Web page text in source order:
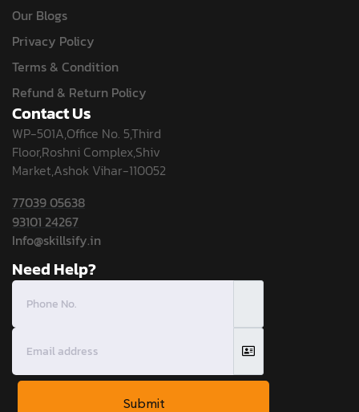
Our Blogs
Privacy Policy
Terms & Condition
Refund & Return Policy
Contact Us
WP-501A,Office No. 5,Third
Floor,Roshni Complex,Shiv
Market,Ashok Vihar-110052
77039 05638
93101 24267
Info@skillsify.in
Need Help?
Submit